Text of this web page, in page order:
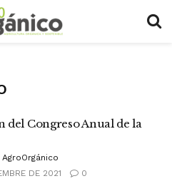
del Congreso Anual de la
DE 2021
0